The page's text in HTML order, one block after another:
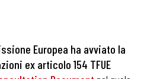
Europea ha avviato la
ex articolo 154 TFUE